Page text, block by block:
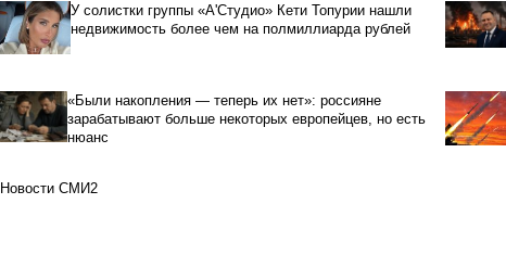
У солистки группы «А'Студио» Кети Топурии нашли
недвижимость более чем на полмиллиарда рублей
«Были накопления — теперь их нет»: россияне
зарабатывают больше некоторых европейцев, но есть
нюанс
Новости СМИ2